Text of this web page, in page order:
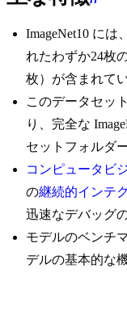
ImageNet10 には
れたわずか24枚
枚）が含まれて
このデータセッ
り、完全な
セットフォルダ
コンピュータビ
の継続的インテ
迅速なデバッグ
モデルのベンチ
デルの基本的な